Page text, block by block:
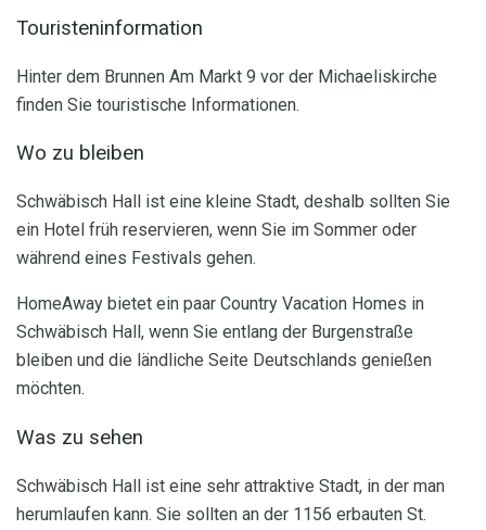
Touristeninformation
Hinter dem Brunnen Am Markt 9 vor der Michaeliskirche
finden Sie touristische Informationen.
Wo zu bleiben
Schwäbisch Hall ist eine kleine Stadt, deshalb sollten Sie
ein Hotel früh reservieren, wenn Sie im Sommer oder
während eines Festivals gehen.
HomeAway bietet ein paar Country Vacation Homes in
Schwäbisch Hall, wenn Sie entlang der Burgenstraße
bleiben und die ländliche Seite Deutschlands genießen
möchten.
Was zu sehen
Schwäbisch Hall ist eine sehr attraktive Stadt, in der man
herumlaufen kann. Sie sollten an der 1156 erbauten St.